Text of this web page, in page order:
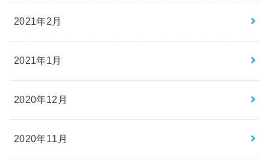
2021年2月
2021年1月
2020年12月
2020年11月